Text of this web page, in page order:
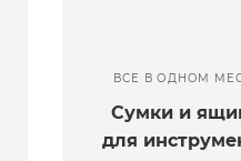
ВСЕ В ОДНОМ
Сумки и
для